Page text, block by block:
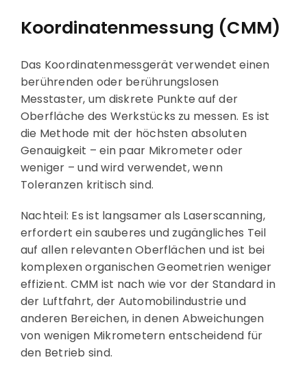
Koordinatenmessung (CMM)
Das Koordinatenmessgerät verwendet einen
berührenden oder berührungslosen
Messtaster, um diskrete Punkte auf der
Oberfläche des Werkstücks zu messen. Es ist
die Methode mit der höchsten absoluten
Genauigkeit – ein paar Mikrometer oder
weniger – und wird verwendet, wenn
Toleranzen kritisch sind.
Nachteil: Es ist langsamer als Laserscanning,
erfordert ein sauberes und zugängliches Teil
auf allen relevanten Oberflächen und ist bei
komplexen organischen Geometrien weniger
effizient. CMM ist nach wie vor der Standard in
der Luftfahrt, der Automobilindustrie und
anderen Bereichen, in denen Abweichungen
von wenigen Mikrometern entscheidend für
den Betrieb sind.